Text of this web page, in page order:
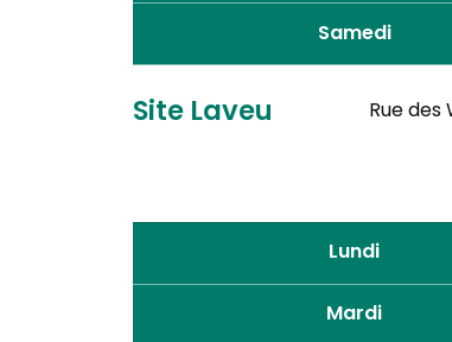
Samedi
Site Laveu Rue des
Lundi
Mardi